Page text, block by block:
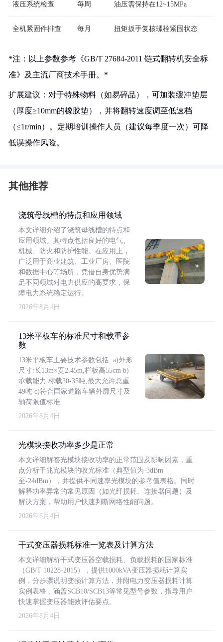
液压系统检查 每周 油压需保持在12~15MPa
全机紧固件排查 每月 扭矩扳手复核螺栓紧固状态
*注：以上参数参考《GB/T 27684-2011 链式翻转机安全标
准》及主流厂商技术手册。*
扩展建议：对于特殊物料（如易碎品），可加装缓冲垫层
（厚度≥10mm的橡胶垫），并将翻转速度调至低速档
（≤1r/min）。定期培训操作人员（建议每季度一次）可降
低误操作风险。
其他推荐
浇筑母线槽的特点和应用领域
本文详细介绍了浇筑母线槽的特点和
应用领域。其特点包括良好的电气、
机械、防火和防护性能。在应用上，
广泛用于商业建筑、工业厂房、医院
和数据中心等场所，凭借自身优势满
足不同领域对电力供应的高要求，保
障电力系统稳定运行。
2026年8月4日
13米平板车的标准尺寸和载重参
数
13米平板车主要技术参数包括: a)外形
尺寸:长13m×宽2.45m,栏板高55cm b)
承载能力:标载30-35吨,最大允许总重
49吨 c)符合国家道路车辆外廓尺寸及
轴荷限值标准
2026年8月4日
光模块接收功率多少是正常
本文详细解答光模块接收功率的正常范围及影响因素，重
点分析千兆光模块的收光标准（典型值为-3dBm
至-24dBm），并提供不同速率光模块的参考值表格。同时
解释功率异常的常见原因（如光纤损耗、连接器问题）及
解决方案，帮助用户快速判断网络性能问题。
2026年8月4日
干式变压器损耗标准一览表及计算方法
本文详细解析干式变压器空载损耗、负载损耗的国家标准
（GB/T 10228-2015），提供1000kVA变压器损耗计算实
例，分步骤说明变损计算方法，并附电力变压器损耗计算
实例表格，涵盖SCB10/SCB13等常见型号参数，指导用户
快速掌握变压器能效评估要点。
2026年8月4日